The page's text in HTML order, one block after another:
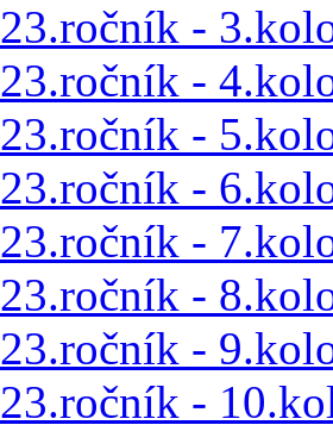
23.ročník -
23.ročník -
23.ročník -
23.ročník -
23.ročník -
23.ročník -
23.ročník -
23.ročník -